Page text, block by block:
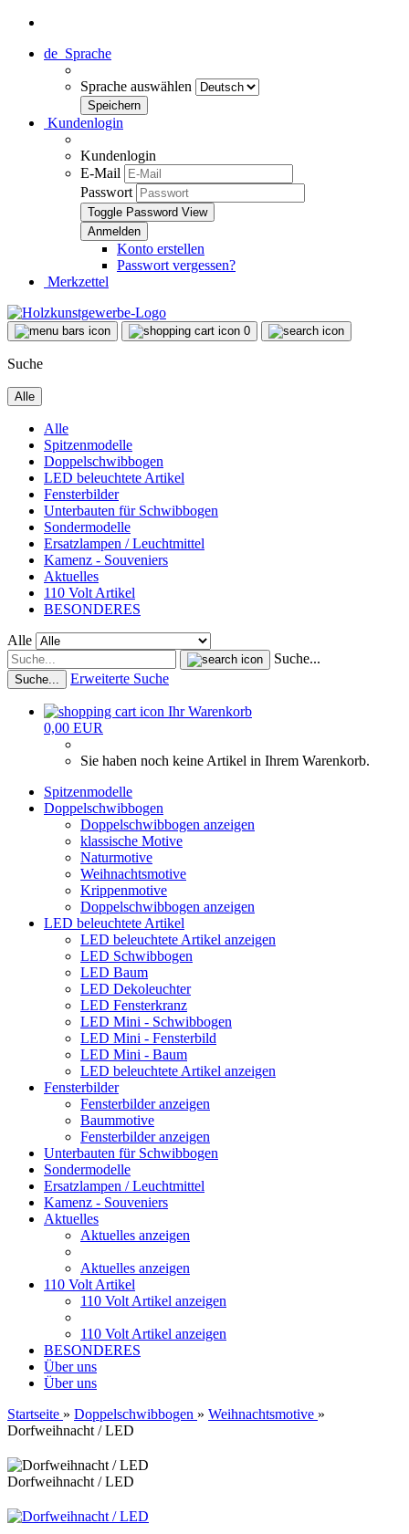
de Sprache
Sprache auswählen
Kundenlogin
Kundenlogin
E-Mail
Passwort
Toggle Password View
Konto erstellen
Passwort vergessen?
Merkzettel
0
Suche
Alle
Alle
Spitzenmodelle
Doppelschwibbogen
LED beleuchtete Artikel
Fensterbilder
Unterbauten für Schwibbogen
Sondermodelle
Ersatzlampen / Leuchtmittel
Kamenz - Souveniers
Aktuelles
110 Volt Artikel
BESONDERES
Alle
Suche...
Suche... Erweiterte Suche
Ihr Warenkorb
0,00 EUR
Sie haben noch keine Artikel in Ihrem Warenkorb.
Spitzenmodelle
Doppelschwibbogen
Doppelschwibbogen anzeigen
klassische Motive
Naturmotive
Weihnachtsmotive
Krippenmotive
Doppelschwibbogen anzeigen
LED beleuchtete Artikel
LED beleuchtete Artikel anzeigen
LED Schwibbogen
LED Baum
LED Dekoleuchter
LED Fensterkranz
LED Mini - Schwibbogen
LED Mini - Fensterbild
LED Mini - Baum
LED beleuchtete Artikel anzeigen
Fensterbilder
Fensterbilder anzeigen
Baummotive
Fensterbilder anzeigen
Unterbauten für Schwibbogen
Sondermodelle
Ersatzlampen / Leuchtmittel
Kamenz - Souveniers
Aktuelles
Aktuelles anzeigen
Aktuelles anzeigen
110 Volt Artikel
110 Volt Artikel anzeigen
110 Volt Artikel anzeigen
BESONDERES
Über uns
Über uns
Startseite » Doppelschwibbogen » Weihnachtsmotive »
Dorfweihnacht / LED
Dorfweihnacht / LED